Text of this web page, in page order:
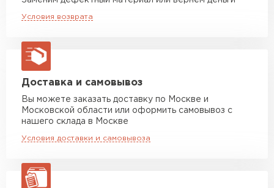
ещё одно преимущество данного материала.
красоту вашей кровли.
макс. длина груза 13,5 м
Манипулятор до 5 тн
макс. длина груза 6 м
Манипулятор до 10 тн
макс. длина груза 8 м
Манипулятор до 20 тн
Условия возврата
Доставка и самовывоз
Вы можете заказать доставку по Москве и
Московской области или оформить самовывоз с
нашего склада в Москве
Условия доставки и самовывоза